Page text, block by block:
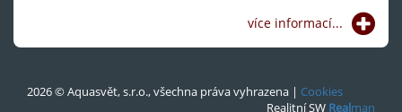
více informací...
2026 © Aquasvět, s.r.o., všechna práva vyhrazena | Cookies
Realitní SW Realman